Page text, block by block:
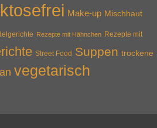
Make-up Mischhaut
Rezepte mit Hähnchen Rezepte mit
Street Food Suppen trockene
vegetarisch